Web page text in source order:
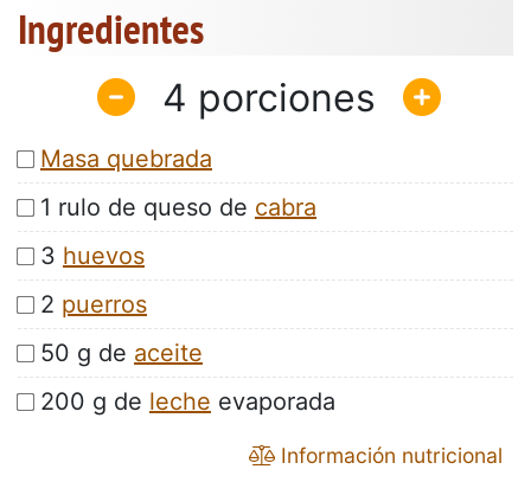
Ingredientes
4
Masa quebrada
1 rulo de queso de cabra
3 huevos
2 puerros
50 g de aceite
200 g de leche evaporada
Información nutricional